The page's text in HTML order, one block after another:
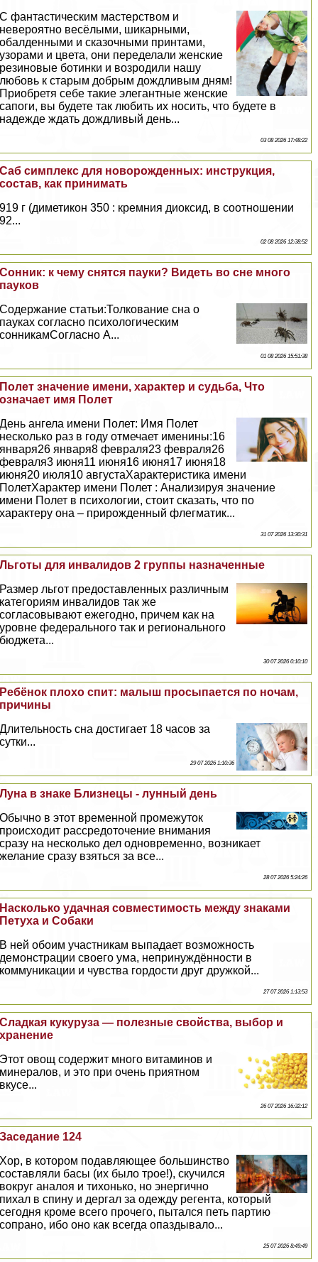
С фантастическим мастерством и
невероятно весёлыми, шикарными,
обалденными и сказочными принтами,
узорами и цвета, они переделали женские
резиновые ботинки и возродили нашу
любовь к старым добрым дождливым дням!
Приобретя себе такие элегантные женские
сапоги, вы будете так любить их носить, что будете в
надежде ждать дождливый день...
03 08 2026 17:48:22
Саб симплекс для новорожденных: инструкция,
состав, как принимать
919 г (диметикон 350 : кремния диоксид, в соотношении
92...
02 08 2026 12:38:52
Сонник: к чему снятся пауки? Видеть во сне много
пауков
Содержание статьи:Толкование сна о
пауках согласно психологическим
сонникамСогласно А...
01 08 2026 15:51:38
Полет значение имени, хаpaктер и судьба, Что
означает имя Полет
День ангела имени Полет: Имя Полет
несколько раз в году отмечает именины:16
января26 января8 февраля23 февраля26
февраля3 июня11 июня16 июня17 июня18
июня20 июля10 августаХаpaктеристика имени
ПолетХаpaктер имени Полет : Анализируя значение
имени Полет в психологии, стоит сказать, что по
хаpaктеру она – прирожденный флегматик...
31 07 2026 13:30:31
Льготы для инвалидов 2 группы назначенные
Размер льгот предоставленных различным
категориям инвалидов так же
согласовывают ежегодно, причем как на
уровне федерального так и регионального
бюджета...
30 07 2026 0:10:10
Ребёнок плохо спит: малыш просыпается по ночам,
причины
Длительность сна достигает 18 часов за
сутки...
29 07 2026 1:10:36
Луна в знаке Близнецы - лунный день
Обычно в этот временной промежуток
происходит рассредоточение внимания
сразу на несколько дел одновременно, возникает
желание сразу взяться за все...
28 07 2026 5:24:26
Насколько удачная совместимость между знаками
Пeтyxа и Собаки
В ней обоим участникам выпадает возможность
демонстрации своего ума, непринуждённости в
коммуникации и чувства гордости друг дружкой...
27 07 2026 1:13:53
Сладкая кукуруза — полезные свойства, выбор и
хранение
Этот овощ содержит много витаминов и
минералов, и это при очень приятном
вкусе...
26 07 2026 16:32:12
Заседание 124
Хор, в котором подавляющее большинство
составляли басы (их было трое!), скучился
вокруг аналоя и тихонько, но энергично
пихал в спину и дергал за одежду регента, который
сегодня кроме всего прочего, пытался петь партию
сопрано, ибо оно как всегда опаздывало...
25 07 2026 8:49:49